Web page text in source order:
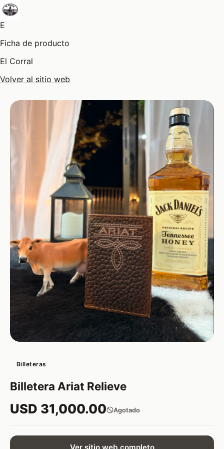
E
Ficha de producto
El Corral
Volver al sitio web
Billeteras
Billetera Ariat Relieve
USD 31,000.00 Agotado